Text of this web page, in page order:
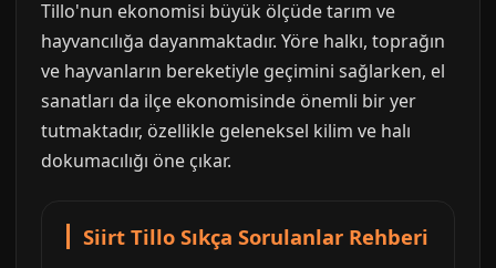
Tillo'nun ekonomisi büyük ölçüde tarım ve
hayvancılığa dayanmaktadır. Yöre halkı, toprağın
ve hayvanların bereketiyle geçimini sağlarken, el
sanatları da ilçe ekonomisinde önemli bir yer
tutmaktadır, özellikle geleneksel kilim ve halı
dokumacılığı öne çıkar.
Siirt Tillo Sıkça Sorulanlar Rehberi